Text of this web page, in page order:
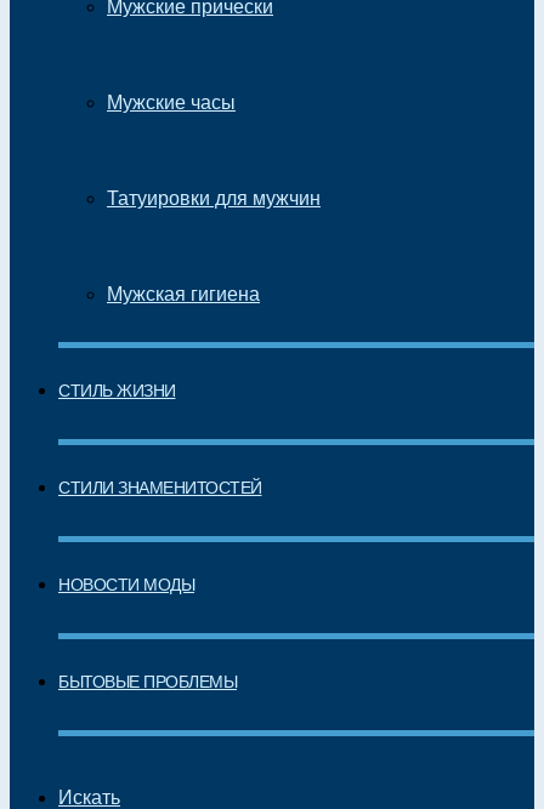
Мужские прически
Мужские часы
Татуировки для мужчин
Мужская гигиена
СТИЛЬ ЖИЗНИ
СТИЛИ ЗНАМЕНИТОСТЕЙ
НОВОСТИ МОДЫ
БЫТОВЫЕ ПРОБЛЕМЫ
Искать